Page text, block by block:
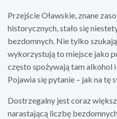
Przejście Oławskie, znane
historycznych, stało się
bezdomnych. Nie tylko
wykorzystują to miejsce jako
często spożywają tam alkohol
Pojawia się pytanie – jak na tę
Dostrzegalny jest coraz
narastającą liczbę